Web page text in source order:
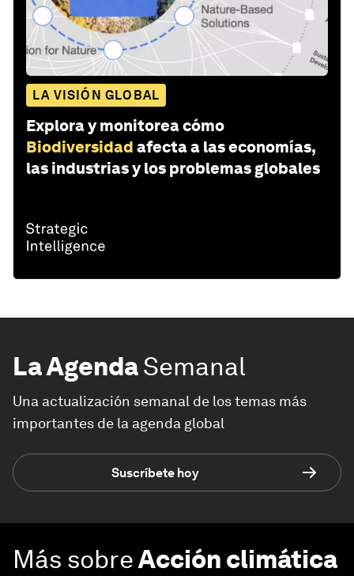
LA VISIÓN GLOBAL
Explora y monitorea cómo
Biodiversidad afecta a las economías,
las industrias y los problemas globales
La AgendaSemanal
Una actualización semanal de los temas más
importantes de la agenda global
Suscríbete hoy
Más sobreAcción climática